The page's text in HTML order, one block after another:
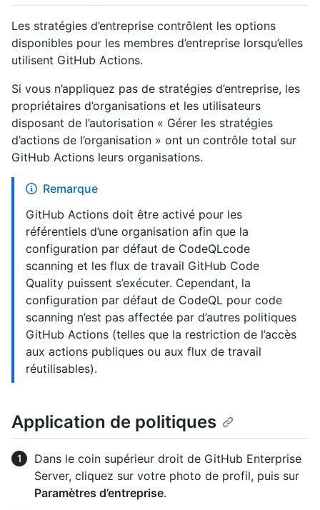
Les stratégies d’entreprise contrôlent les options
disponibles pour les membres d’entreprise lorsqu’elles
utilisent GitHub Actions.
Si vous n’appliquez pas de stratégies d’entreprise, les
propriétaires d’organisations et les utilisateurs
disposant de l’autorisation « Gérer les stratégies
d’actions de l’organisation » ont un contrôle total sur
GitHub Actions leurs organisations.
Remarque
GitHub Actions doit être activé pour les
référentiels d’une organisation afin que la
configuration par défaut de CodeQLcode
scanning et les flux de travail GitHub Code
Quality puissent s’exécuter. Cependant, la
configuration par défaut de CodeQL pour code
scanning n’est pas affectée par d’autres politiques
GitHub Actions (telles que la restriction de l’accès
aux actions publiques ou aux flux de travail
réutilisables).
Application de politiques
Dans le coin supérieur droit de GitHub Enterprise
Server, cliquez sur votre photo de profil, puis sur
Paramètres d’entreprise.